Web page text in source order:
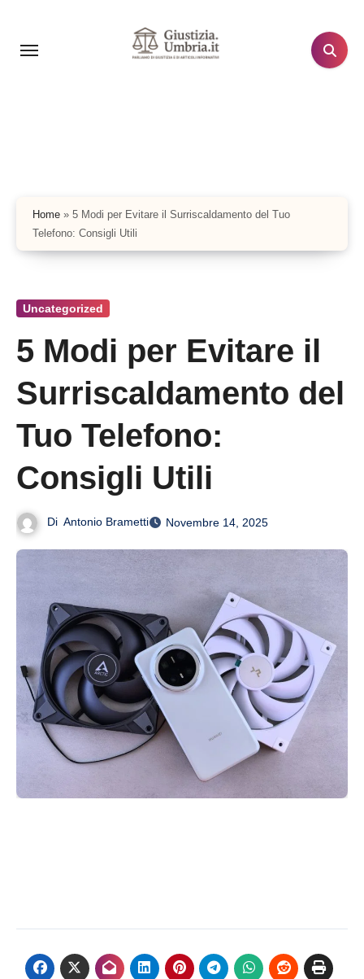
contenuto
Home » 5 Modi per Evitare il Surriscaldamento del Tuo
Telefono: Consigli Utili
Uncategorized
5 Modi per Evitare il
Surriscaldamento del
Tuo Telefono:
Consigli Utili
Di Antonio Brametti Novembre 14, 2025